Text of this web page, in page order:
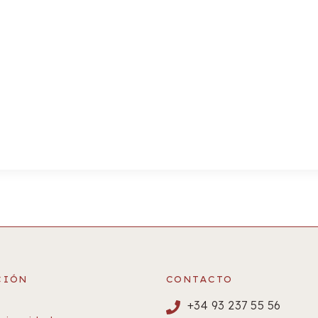
CONTACTO
+34 93 237 55 56